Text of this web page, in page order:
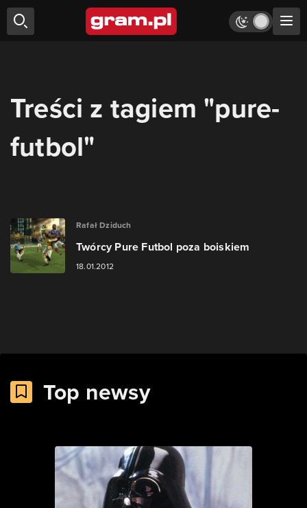
Treści z tagiem "pure-
futbol"
Rafał Dziduch
Twórcy Pure Futbol poza boiskiem
18.01.2012
Top newsy